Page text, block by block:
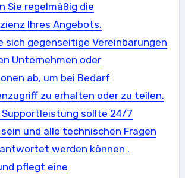
Sie regelmäßig die
Ihres Angebots.
sich gegenseitige Vereinbarungen
Unternehmen oder
ab, um bei Bedarf
zu erhalten oder zu teilen.
Supportleistung sollte 24/7
und alle technischen Fragen
werden können .
pflegt eine